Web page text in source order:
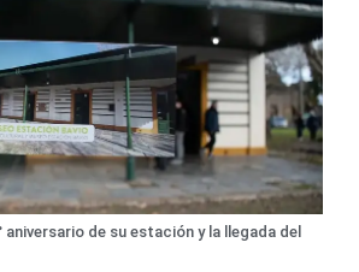
aniversario de su estación y la llegada del